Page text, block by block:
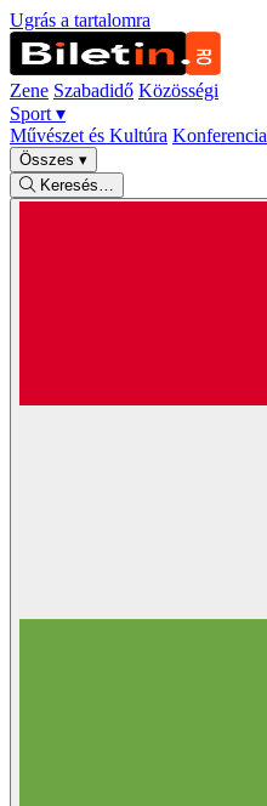
Ugrás a tartalomra
Zene Szabadidő Közösségi
Sport ▾
Művészet és Kultúra Konferencia
Összes ▾
Keresés…